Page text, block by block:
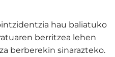
hau baliatuko
berritzea lehen
berberekin sinarazteko.